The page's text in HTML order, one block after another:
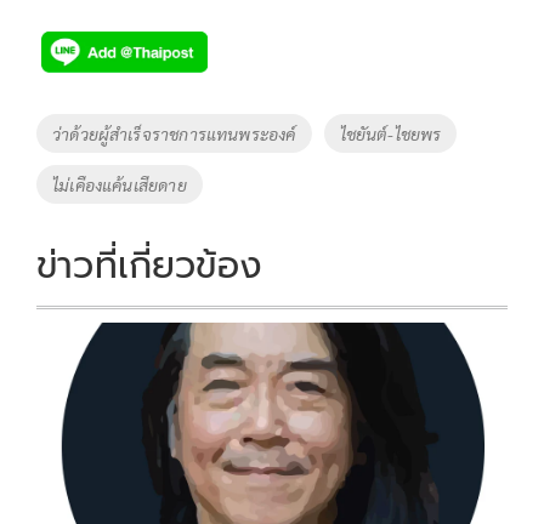
e
b
o
o
k
tt
er
p
y
Li
k
Tags
ว่าด้วยผู้สำเร็จราชการแทนพระองค์ ไชยันต์-ไชยพร
ไม่เคืองแค้นเสียดาย
ข่าวที่เกี่ยวข้อง